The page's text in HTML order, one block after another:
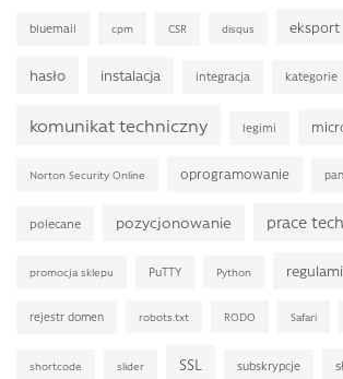
bluemail cpm CSR disqus eksport
hasło instalacja integracja kategorie
komunikat techniczny legimi
Norton Security Online oprogramowanie
polecane pozycjonowanie prace
promocja sklepu PuTTY Python
rejestr domen robots.txt RODO Safari
shortcode slider SSL subskrypcje